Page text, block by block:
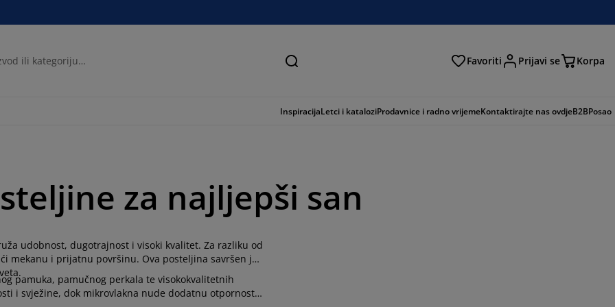
Traži Favoriti Prijavi se Korpa
InspiracijaLetci i kataloziProdavnice i radno vrijemeKontaktirajte nas ovdjeB2BPosao
za najljepši san
udobnost, dugotrajnost i visoki kvalitet. Za razliku od
mekanu i prijatnu površinu. Ova posteljina savršen je
pamuka, pamučnog perkala te visokokvalitetnih
i svježine, dok mikrovlakna nude dodatnu otpornost